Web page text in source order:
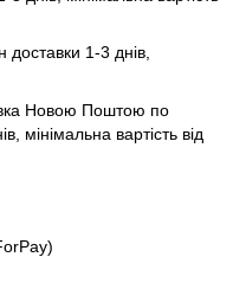
1-3 днів,
Новою Поштою по
мінімальна вартість від